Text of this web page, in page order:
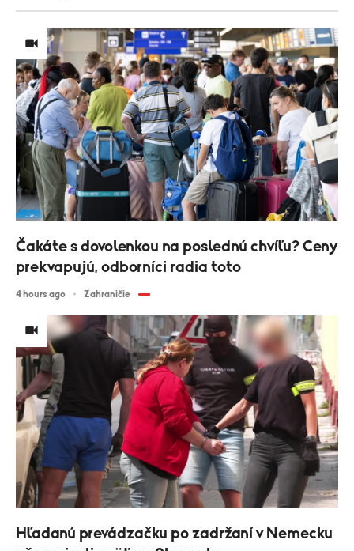
Čakáte s dovolenkou na poslednú chvíľu? Ceny
prekvapujú, odborníci radia toto
4 hours ago Zahraničie
Hľadanú prevádzačku po zadržaní v Nemecku